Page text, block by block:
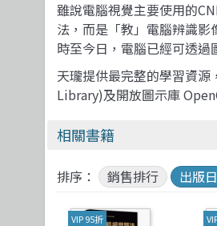
雖說電腦視覺主要使用的
法，而是「教」電腦辨識影
時至今日，電腦已經可透
天瓏提供最完整的學習資
Library)及開放圖示庫
相關書籍
排序： 銷售排行 出版
VIP 95折